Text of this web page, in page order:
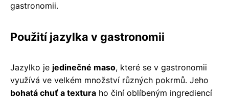
gastronomii.
Použití jazylka v gastronomii
Jazylko je jedinečné maso, které se v gastronomii
využívá ve velkém množství různých pokrmů. Jeho
bohatá chuť a textura ho činí oblíbeným ingrediencí